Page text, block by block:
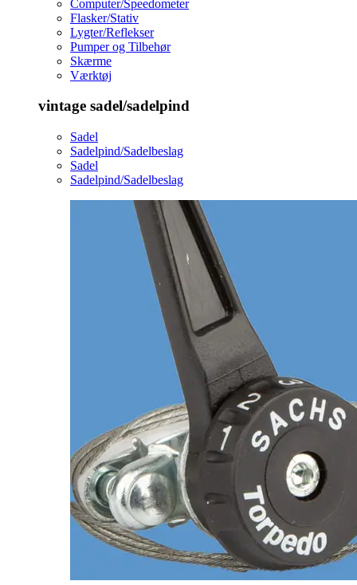
Computer/Speedometer
Flasker/Stativ
Lygter/Reflekser
Pumper og Tilbehør
Skærme
Værktøj
vintage sadel/sadelpind
Sadel
Sadelpind/Sadelbeslag
Sadel
Sadelpind/Sadelbeslag